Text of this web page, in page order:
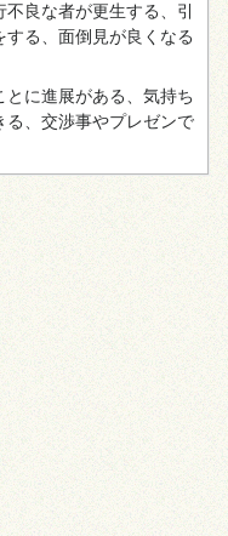
良な者が更生する、引
る、面倒見が良くなる
に進展がある、気持ち
、交渉事やプレゼンで